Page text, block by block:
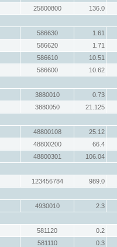
25800800
136.0
586630
1.61
586620
1.71
586610
10.51
586600
10.62
3880010
0.73
3880050
21.125
48800108
25.12
48800200
66.4
48800301
106.04
123456784
989.0
4930010
2.3
581120
0.2
581110
0.3